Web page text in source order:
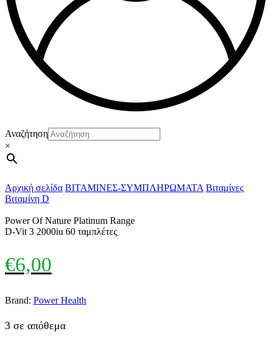
Αναζήτηση
×
Αρχική σελίδα ΒΙΤΑΜΙΝΕΣ-ΣΥΜΠΛΗΡΩΜΑΤΑ Βιταμίνες
Βιταμίνη D
Power Of Nature Platinum Range
D-Vit 3 2000iu 60 ταμπλέτες
€6,00
Brand: Power Health
3 σε απόθεμα